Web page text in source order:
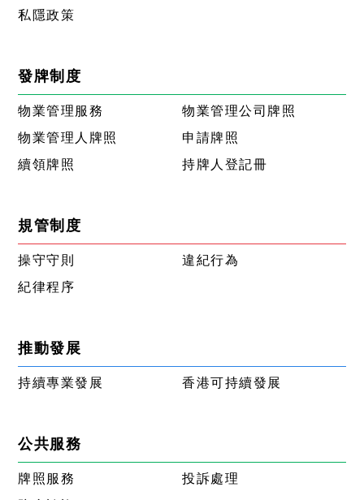
私隱政策
發牌制度
物業管理服務
物業管理公司牌照
物業管理人牌照
申請牌照
續領牌照
持牌人登記冊
規管制度
操守守則
違紀行為
紀律程序
推動發展
持續專業發展 香港可持續發展
公共服務
牌照服務
投訴處理